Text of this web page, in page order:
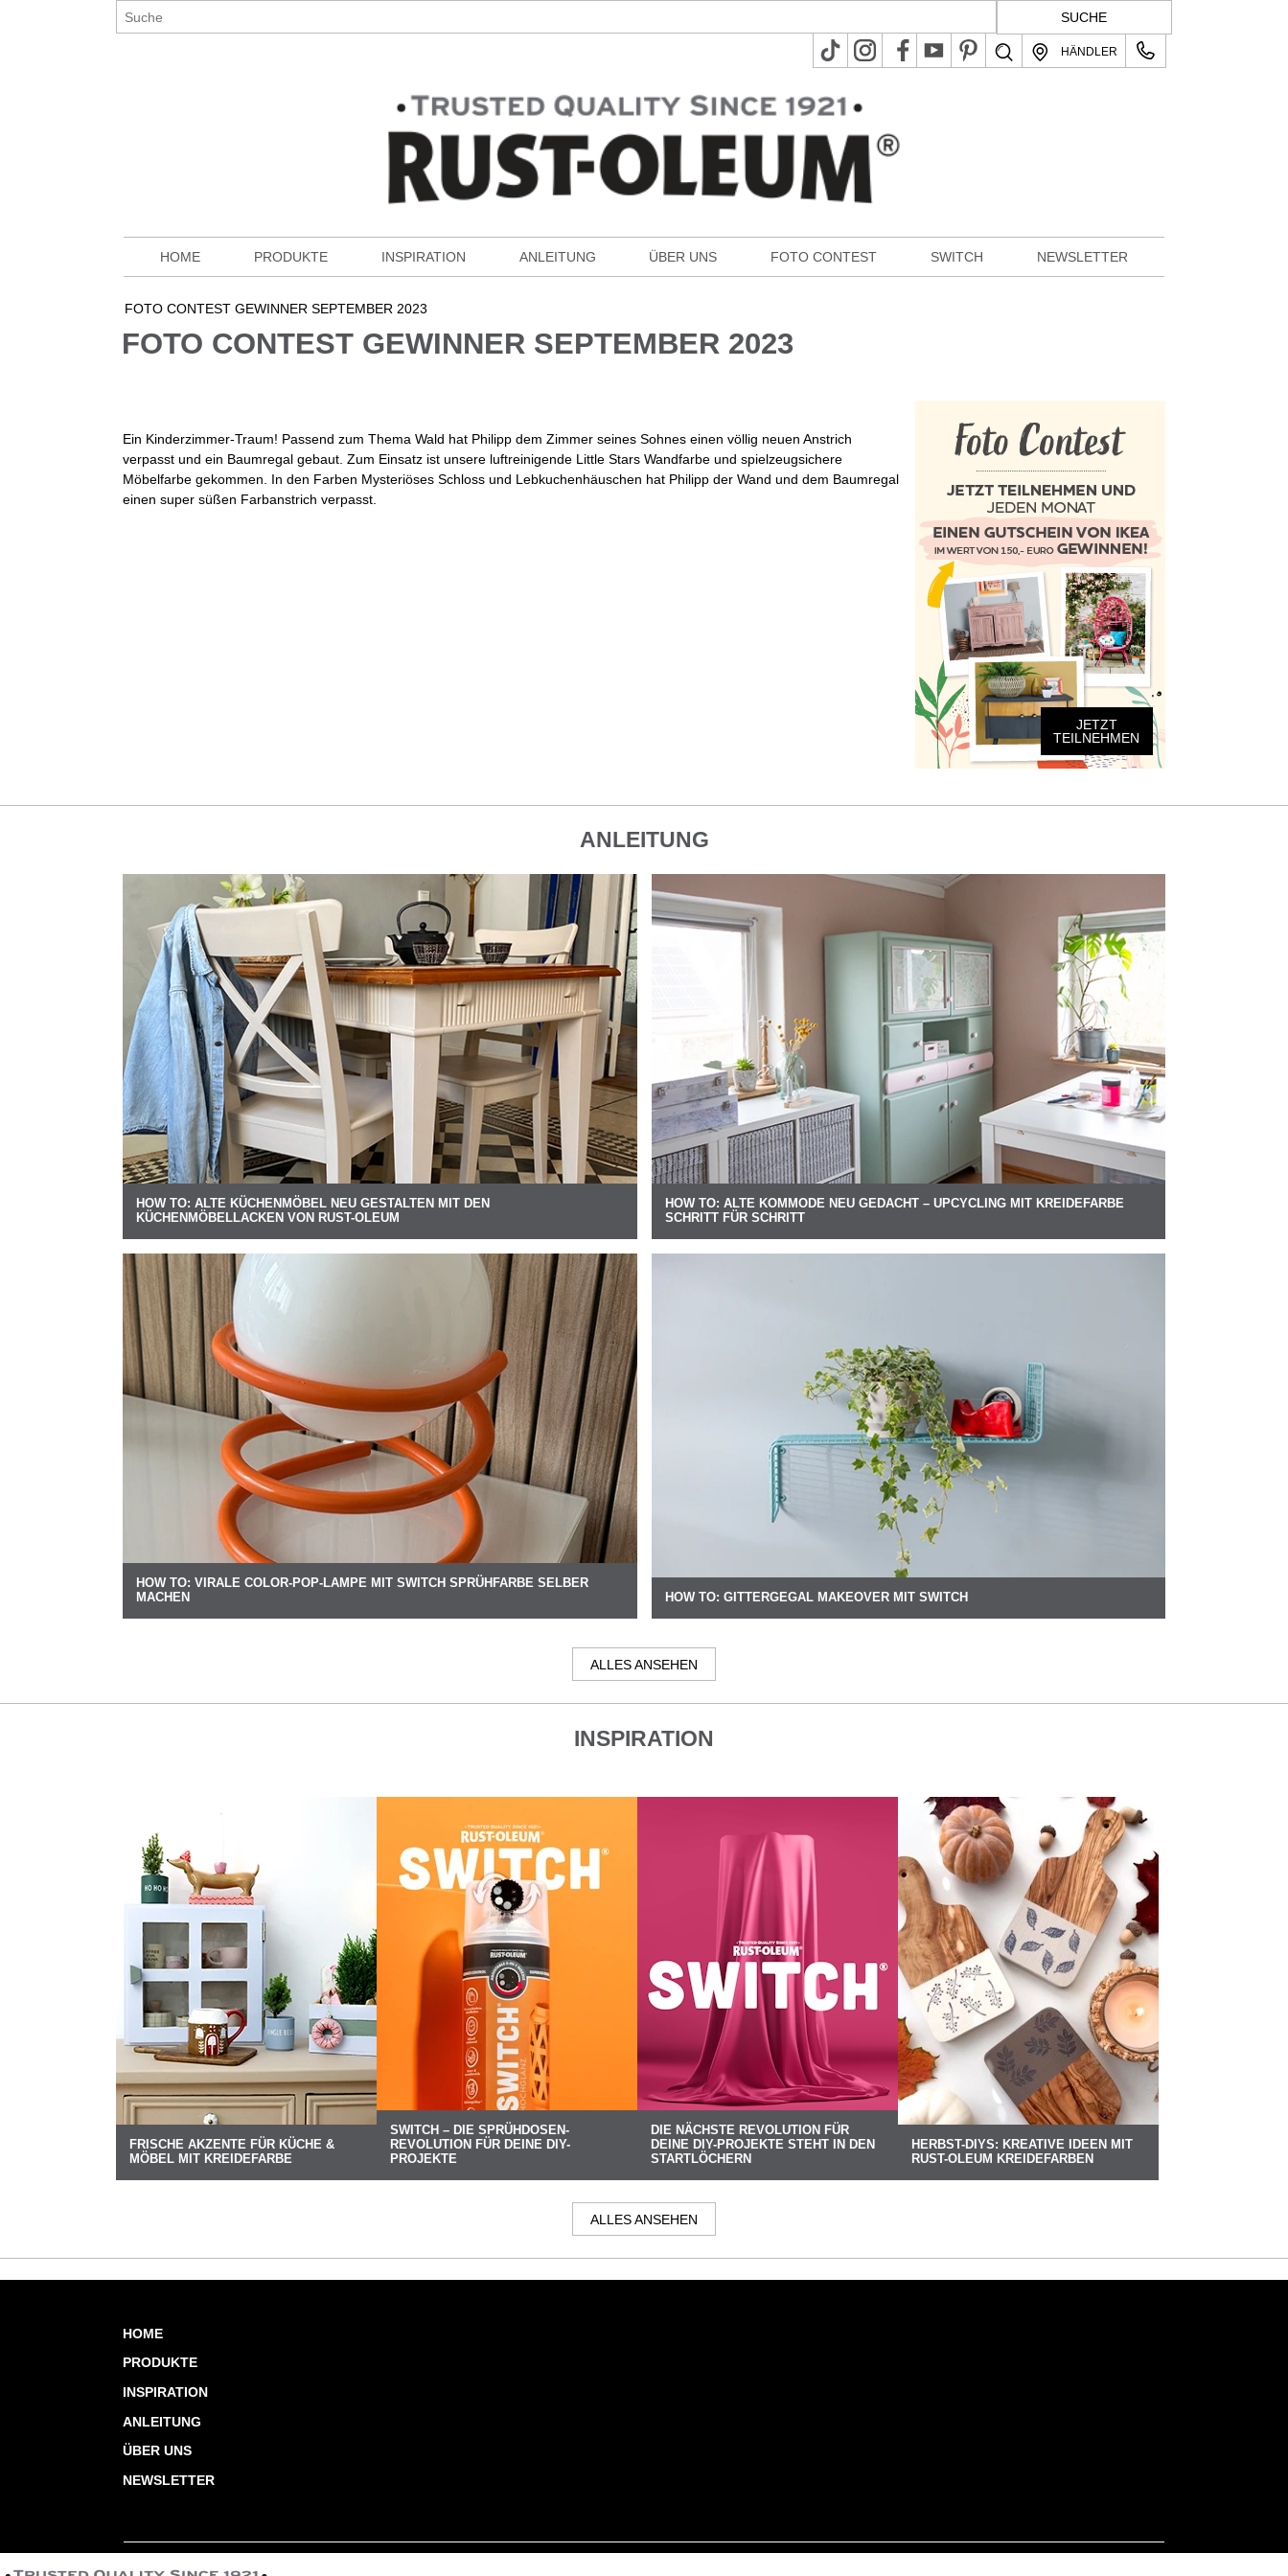
HOME PRODUKTE INSPIRATION ANLEITUNG ÜBER UNS FOTO CONTEST SWITCH NEWSLETTER
HÄNDLER
FOTO CONTEST GEWINNER SEPTEMBER 2023
FOTO CONTEST GEWINNER SEPTEMBER 2023
Ein Kinderzimmer-Traum! Passend zum Thema Wald hat Philipp dem Zimmer seines Sohnes einen völlig neuen Anstrich
verpasst und ein Baumregal gebaut. Zum Einsatz ist unsere luftreinigende Little Stars Wandfarbe und spielzeugsichere
Möbelfarbe gekommen. In den Farben Mysteriöses Schloss und Lebkuchenhäuschen hat Philipp der Wand und dem Baumregal
einen super süßen Farbanstrich verpasst.
JETZT
TEILNEHMEN
ANLEITUNG
HOW TO: ALTE KÜCHENMÖBEL NEU GESTALTEN MIT DEN
KÜCHENMÖBELLACKEN VON RUST-OLEUM
HOW TO: ALTE KOMMODE NEU GEDACHT – UPCYCLING MIT KREIDEFARBE
SCHRITT FÜR SCHRITT
HOW TO: VIRALE COLOR-POP-LAMPE MIT SWITCH SPRÜHFARBE SELBER
MACHEN
HOW TO: GITTERGEGAL MAKEOVER MIT SWITCH
ALLES ANSEHEN
INSPIRATION
FRISCHE AKZENTE FÜR KÜCHE &
MÖBEL MIT KREIDEFARBE
SWITCH – DIE SPRÜHDOSEN-
REVOLUTION FÜR DEINE DIY-
PROJEKTE
DIE NÄCHSTE REVOLUTION FÜR
DEINE DIY-PROJEKTE STEHT IN DEN
STARTLÖCHERN
HERBST-DIYS: KREATIVE IDEEN MIT
RUST-OLEUM KREIDEFARBEN
ALLES ANSEHEN
HOME
PRODUKTE
INSPIRATION
ANLEITUNG
ÜBER UNS
NEWSLETTER